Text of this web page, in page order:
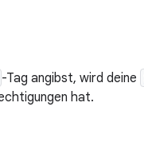
-Tag angibst, wird deine
hat.